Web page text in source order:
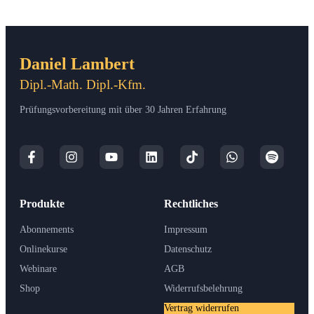
Daniel Lambert
Dipl.-Math. Dipl.-Kfm.
Prüfungsvorbereitung mit über 30 Jahren Erfahrung
Produkte
Abonnements
Onlinekurse
Webinare
Shop
Rechtliches
Impressum
Datenschutz
AGB
Widerrufsbelehrung
Vertrag widerrufen